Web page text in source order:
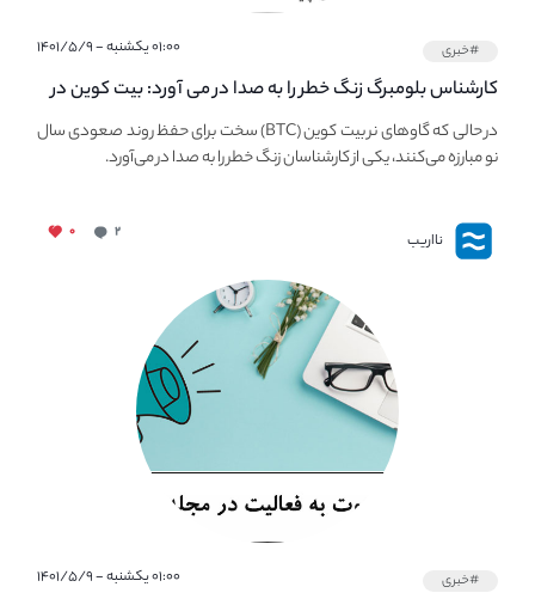
#خبری ۰۱:۰۰ یکشنبه - ۱۴۰۱/۵/۹
کارشناس بلومبرگ زنگ خطر را به صدا در می آورد: بیت کوین در
معرض خطر سقوط بزرگ است - دلیل آن چیست؟در حالی که گاوهای نر بیت کوین (BTC) سخت برای حفظ روند صعودی سال
نو مبارزه می‌کنند، یکی از کارشناسان زنگ خطر را به صدا در می‌آورد.
نااریب ۲ ۰
#خبری ۰۱:۰۰ یکشنبه - ۱۴۰۱/۵/۹